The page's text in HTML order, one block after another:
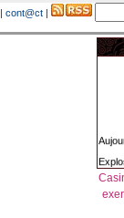
| cont@ct |
les-
51
La
sur-